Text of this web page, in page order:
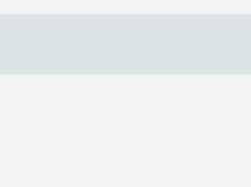
Düsseldorf, Lisa Fein, Head of
von Birn + Partners